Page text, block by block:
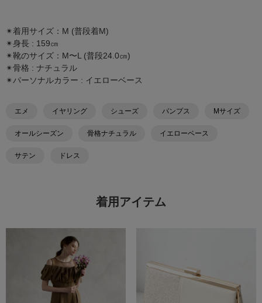
✴︎着用サイズ：M (普段着M)
✴︎身長 : 159㎝
✴︎靴のサイズ：M〜L (普段24.0㎝)
✴︎骨格 : ナチュラル
✴︎パーソナルカラー : イエローベース
エメ イヤリング シューズ パンプス Mサイズ
オールシーズン 骨格ナチュラル イエローベース
サテン ドレス
着用アイテム